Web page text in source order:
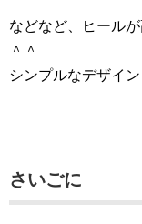
などなど、ヒール
＾＾
シンプルなデザイ
さいごに